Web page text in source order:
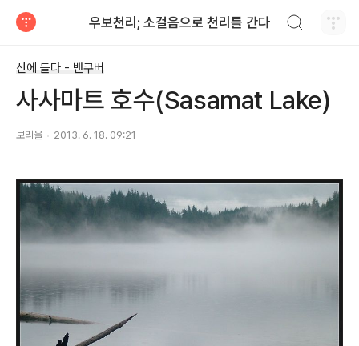
우보천리; 소걸음으로 천리를 간다
산에 들다 - 밴쿠버
사사마트 호수(Sasamat Lake)
보리올 2013. 6. 18. 09:21